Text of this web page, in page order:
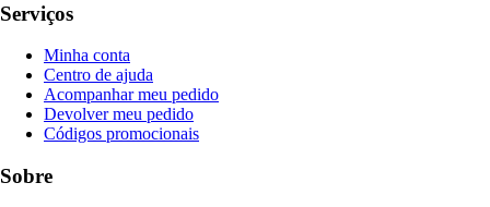
Serviços
Minha conta
Centro de ajuda
Acompanhar meu pedido
Devolver meu pedido
Códigos promocionais
Sobre